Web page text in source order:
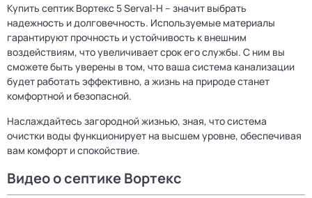
Купить септик Вортекс 5 Serval-H – значит выбрать
надежность и долговечность. Используемые материалы
гарантируют прочность и устойчивость к внешним
воздействиям, что увеличивает срок его службы. С ним вы
сможете быть уверены в том, что ваша система канализации
будет работать эффективно, а жизнь на природе станет
комфортной и безопасной.
Наслаждайтесь загородной жизнью, зная, что система
очистки воды функционирует на высшем уровне, обеспечивая
вам комфорт и спокойствие.
Видео о септике Вортекс